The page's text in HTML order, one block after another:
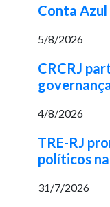
Conta Azul
5/8/2026
CRCRJ
4/8/2026
TRE-RJ
políticos
31/7/2026